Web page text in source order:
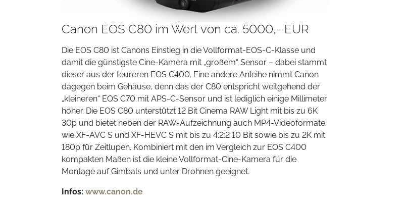
Canon EOS C80 im Wert von ca. 5000,- EUR
Die EOS C80 ist Canons Einstieg in die Vollformat-EOS-C-Klasse und
damit die günstigste Cine-Kamera mit „großem“ Sensor – dabei stammt
dieser aus der teureren EOS C400. Eine andere Anleihe nimmt Canon
dagegen beim Gehäuse, denn das der C80 entspricht weitgehend der
„kleineren“ EOS C70 mit APS-C-Sensor und ist lediglich einige Millimeter
höher. Die EOS C80 unterstützt 12 Bit Cinema RAW Light mit bis zu 6K
30p und bietet neben der RAW-Aufzeichnung auch MP4-Videoformate
wie XF-AVC S und XF-HEVC S mit bis zu 4:2:2 10 Bit sowie bis zu 2K mit
180p für Zeitlupen. Kombiniert mit den im Vergleich zur EOS C400
kompakten Maßen ist die kleine Vollformat-Cine-Kamera für die
Montage auf Gimbals und unter Drohnen geeignet.
Infos: www.canon.de